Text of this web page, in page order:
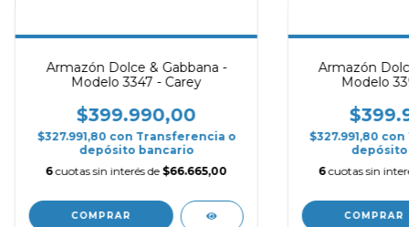
Armazón Dolce & Gabbana -
Modelo 3347 - Carey
$399.990,00
$327.991,80 con Transferencia o
depósito bancario
6 cuotas sin interés de $66.665,00
COMPRAR
Armazón
Modelo
$327.991,80 con
6 cuotas sin
COMPRAR